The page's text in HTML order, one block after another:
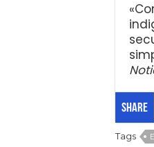
Share
Tags